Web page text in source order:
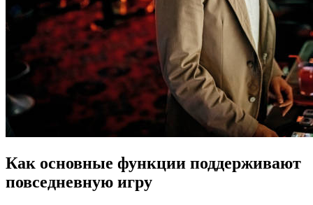
Как основные функции поддерживают
повседневную игру